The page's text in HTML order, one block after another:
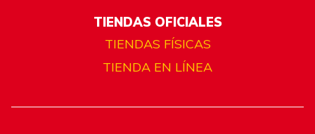
TIENDAS OFICIALES
TIENDAS FÍSICAS
TIENDA EN LÍNEA